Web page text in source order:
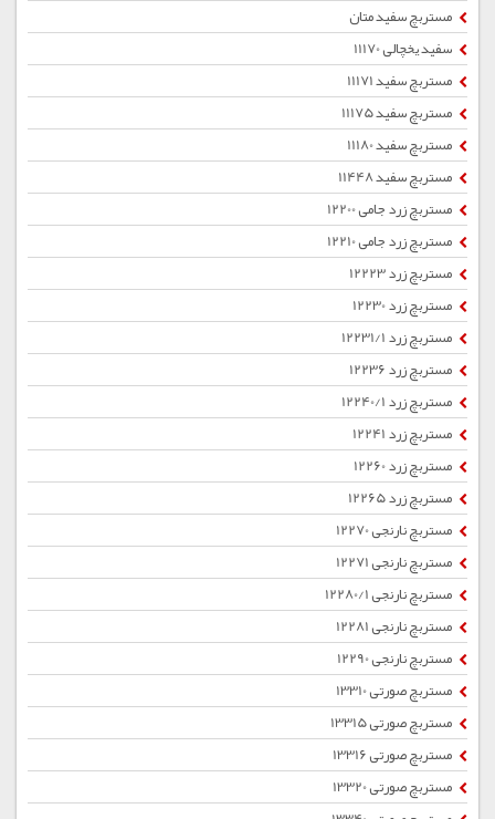
مستربچ سفید متان
سفید یخچالی 11170
مستربچ سفید 11171
مستربچ سفید 11175
مستربچ سفید 11180
مستربچ سفید 11448
مستربچ زرد جامی 12200
مستربچ زرد جامی 12210
مستربچ زرد 12223
مستربچ زرد 12230
مستربچ زرد 12231/1
مستربچ زرد 12236
مستربچ زرد 12240/1
مستربچ زرد 12241
مستربچ زرد 12260
مستربچ زرد 12265
مستربچ نارنجی 12270
مستربچ نارنجی 12271
مستربچ نارنجی 12280/1
مستربچ نارنجی 12281
مستربچ نارنجی 12290
مستربچ صورتی 13310
مستربچ صورتی 13315
مستربچ صورتی 13316
مستربچ صورتی 13320